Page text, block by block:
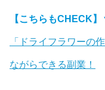
【こちらもCHECK
「ドライフラワーの
ながらできる副業！